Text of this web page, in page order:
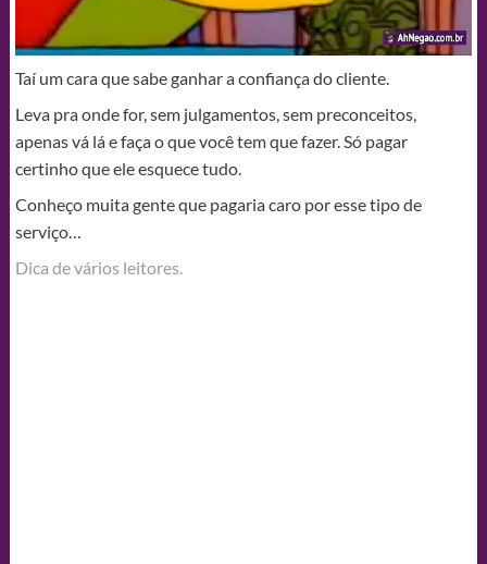
Taí um cara que sabe ganhar a confiança do cliente.
Leva pra onde for, sem julgamentos, sem preconceitos,
apenas vá lá e faça o que você tem que fazer. Só pagar
certinho que ele esquece tudo.
Conheço muita gente que pagaria caro por esse tipo de
serviço…
Dica de vários leitores.